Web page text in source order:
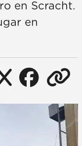
en Scracht.
en